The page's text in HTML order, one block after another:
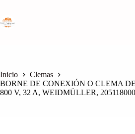
contenido
Inicio
Clemas
BORNE DE CONEXIÓN O CLEMA
800 V, 32 A, WEIDMÜLLER,